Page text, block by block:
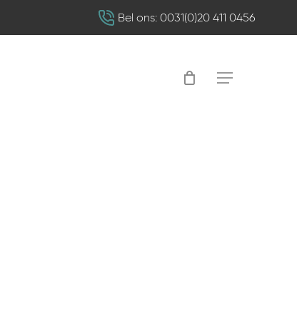
Bel ons: 0031(0)20 411 0456
Menu